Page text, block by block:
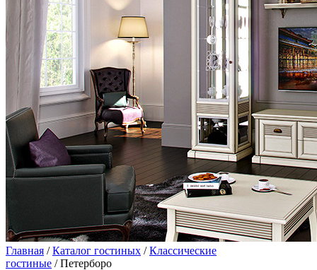
Главная /Каталог гостиных /Классические
гостиные / Петерборо